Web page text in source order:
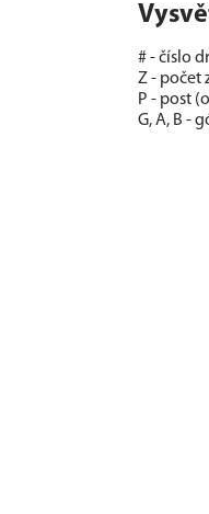
# - číslo
Z - počet
P - post
G, A, B -